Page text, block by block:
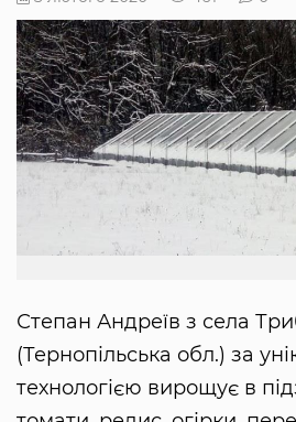
Степан Андреїв з села
(Тернопільська обл.) за
технологією вирощує в